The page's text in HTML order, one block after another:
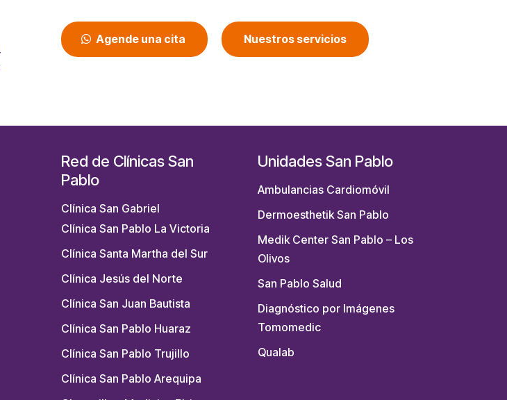
Agende una cita Nuestros servicios
Red de Clínicas San
Pablo
Clínica San Gabriel
Clínica San Pablo La Victoria
Clínica Santa Martha del Sur
Clínica Jesús del Norte
Clínica San Juan Bautista
Clínica San Pablo Huaraz
Clínica San Pablo Trujillo
Clínica San Pablo Arequipa
Unidades San Pablo
Ambulancias Cardiomóvil
Dermoesthetik San Pablo
Medik Center San Pablo – Los
Olivos
San Pablo Salud
Diagnóstico por Imágenes
Tomomedic
Qualab